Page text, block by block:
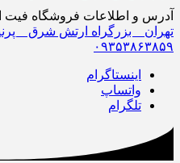
آدرس و اطلاعات فروشگاه فیت
تهران _ بزرگراه ارتش شرق _
٠٩٣۵٣٨۶٣٨۵٩
اینستاگرام
واتساپ
تلگرام